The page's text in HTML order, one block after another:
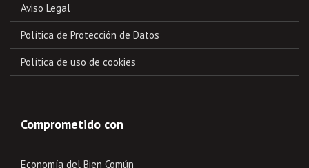
Aviso Legal
Política de Protección de Datos
Política de uso de cookies
Comprometido con
Economía del Bien Común